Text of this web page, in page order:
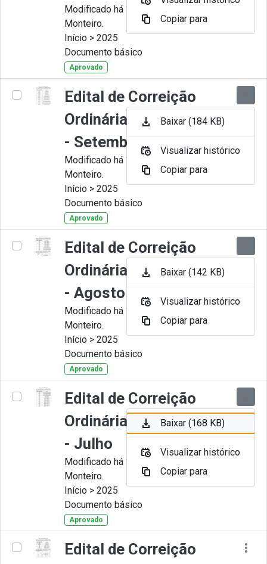
Modificado há 11 Meses por Juliana
Monteiro.
Início > 2025
Documento básico
Aprovado
Edital de Correição
Ordinária nº 009-2025
- Setembro
Modificado há 11 Meses por Juliana
Monteiro.
Início > 2025
Documento básico
Aprovado
Edital de Correição
Ordinária nº 008-2025
- Agosto
Modificado há 11 Meses por Juliana
Monteiro.
Início > 2025
Documento básico
Aprovado
Edital de Correição
Ordinária nº 007-2025
- Julho
Modificado há 11 Meses por Juliana
Monteiro.
Início > 2025
Documento básico
Aprovado
Edital de Correição
Copiar para
Baixar (184 KB)
Visualizar histórico
Copiar para
Baixar (142 KB)
Visualizar histórico
Copiar para
Baixar (168 KB)
Visualizar histórico
Copiar para